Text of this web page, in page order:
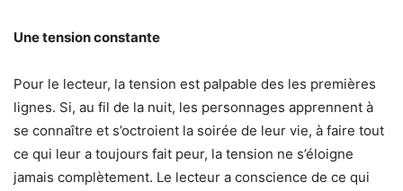
Une tension constante
Pour le lecteur, la tension est palpable des les premières
lignes. Si, au fil de la nuit, les personnages apprennent à
se connaître et s’octroient la soirée de leur vie, à faire tout
ce qui leur a toujours fait peur, la tension ne s’éloigne
jamais complètement. Le lecteur a conscience de ce qui